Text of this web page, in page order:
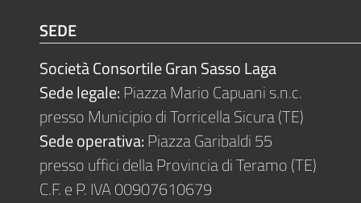
SEDE
Società Consortile Gran Sasso Laga
Sede legale:Piazza Mario Capuani s.n.c.
presso Municipio di Torricella Sicura (TE)
Sede operativa:Piazza Garibaldi 55
presso uffici della Provincia di Teramo (TE)
C.F. e P. IVA 00907610679